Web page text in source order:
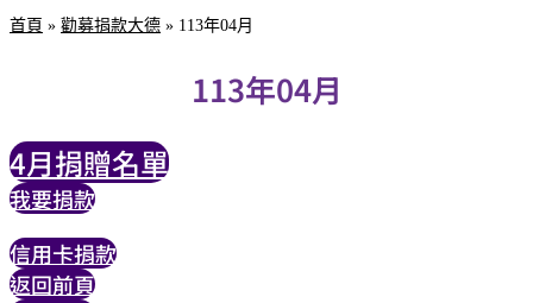
首頁 » 勸募捐款大德 » 113年04月
113年04月
4月捐贈名單
我要捐款
信用卡捐款
返回前頁